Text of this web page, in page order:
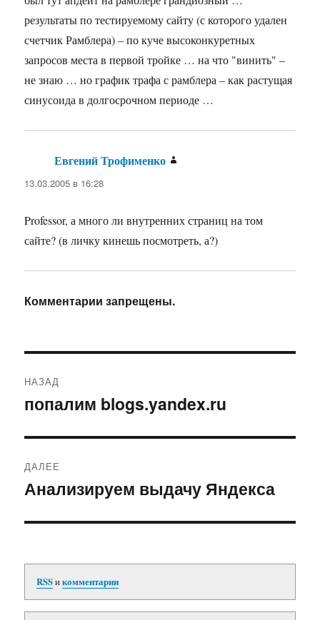
результаты по тестируемому сайту (с которого удален
счетчик Рамблера) – по куче высоконкуретных
запросов места в первой тройке … на что "винить" –
не знаю … но график трафа с рамблера – как растущая
синусоида в долгосрочном периоде …
Евгений Трофименко
13.03.2005 в 16:28
Professor, а много ли внутренних страниц на том
сайте? (в личку кинешь посмотреть, а?)
Комментарии запрещены.
по
НАЗАД
Предыдущая
попалим blogs.yandex.ru
ДАЛЕЕ
Следующая
Анализируем выдачу Яндекса
RSSикомментарии